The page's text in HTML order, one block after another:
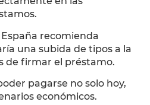
recomienda
una subida de tipos a la
de firmar el préstamo.
pagarse no solo hoy,
económicos.